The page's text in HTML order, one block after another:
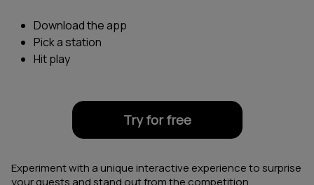
Download the app
Pick a station
Hit play
Try for free
Experiment with a unique interactive experience to surprise
your guests and stand out from the competition